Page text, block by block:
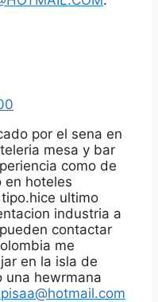
por el sena en
mesa y bar
como de
en hoteles
ultimo
industria a
contactar
me
en la isla de
una hewrmana